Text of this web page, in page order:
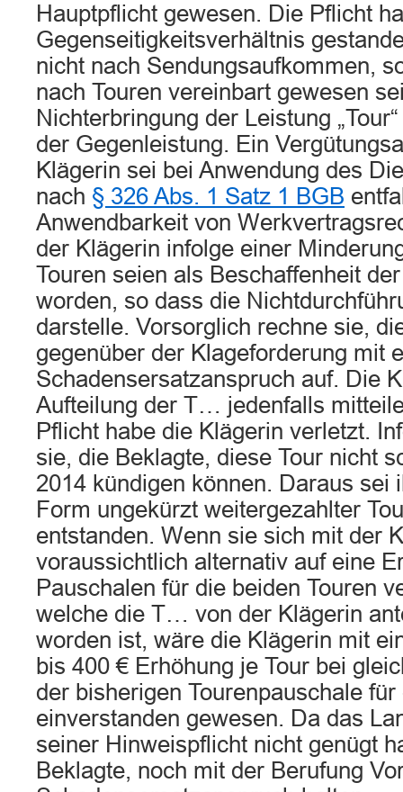
Hauptpflicht gewesen. Die Pflicht
Gegenseitigkeitsverhältnis
nicht nach Sendungsaufkommen,
nach Touren vereinbart gewesen
Nichterbringung der Leistung
der Gegenleistung. Ein
Klägerin sei bei Anwendung des
nach § 326 Abs. 1 Satz 1 BGB
Anwendbarkeit von
der Klägerin infolge einer
Touren seien als Beschaffenheit
worden, so dass die
darstelle. Vorsorglich rechne sie,
gegenüber der Klageforderung mit
Schadensersatzanspruch auf. Die
Aufteilung der T… jedenfalls
Pflicht habe die Klägerin verletzt.
sie, die Beklagte, diese Tour nicht
2014 kündigen können. Daraus sei
Form ungekürzt weitergezahlter
entstanden. Wenn sie sich mit der
voraussichtlich alternativ auf eine
Pauschalen für die beiden Touren
welche die T… von der Klägerin
worden ist, wäre die Klägerin mit
bis 400 € Erhöhung je Tour bei
der bisherigen Tourenpauschale
einverstanden gewesen. Da das
seiner Hinweispflicht nicht genügt
Beklagte, noch mit der Berufung